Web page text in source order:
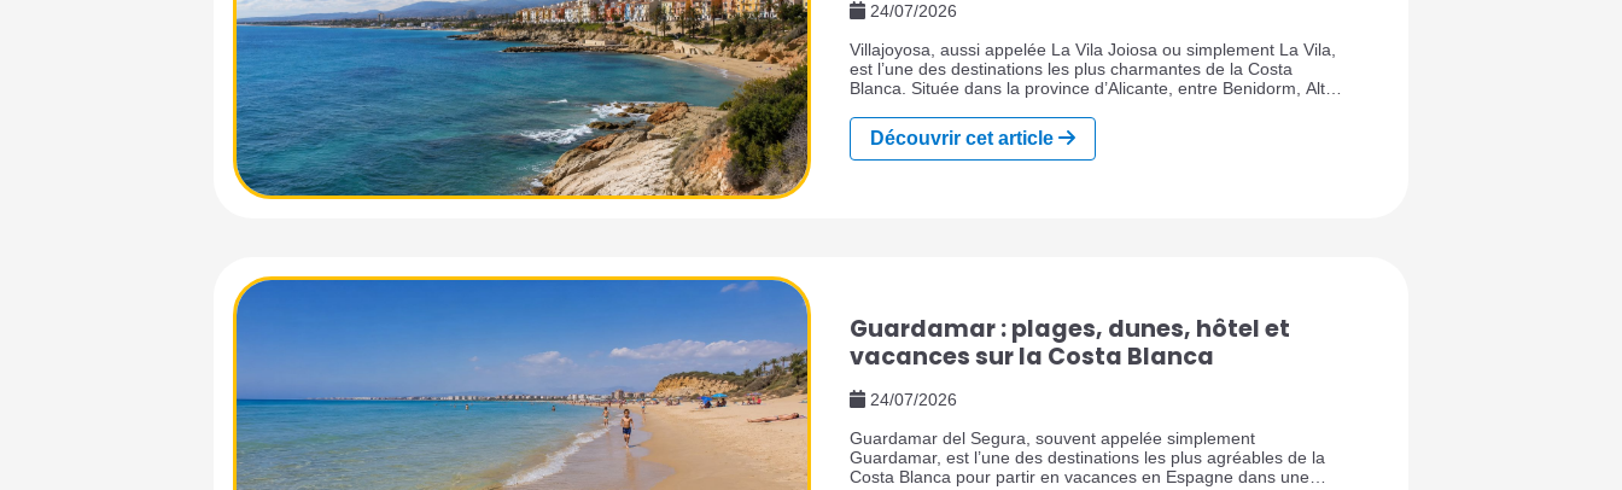
24/07/2026
Villajoyosa, aussi appelée La Vila Joiosa ou simplement La Vila,
est l’une des destinations les plus charmantes de la Costa
Blanca. Située dans la province d’Alicante, entre Benidorm, Altea,
par son front de mer unique, ses maisons colorées, ses plages,
son port de pêche, son centre historique, sa gastronomie et sa
tradition chocolatière.
Découvrir cet article
Guardamar : plages, dunes, hôtel et
vacances sur la Costa Blanca
24/07/2026
Guardamar del Segura, souvent appelée simplement
Guardamar, est l’une des destinations les plus agréables de la
Costa Blanca pour partir en vacances en Espagne dans une